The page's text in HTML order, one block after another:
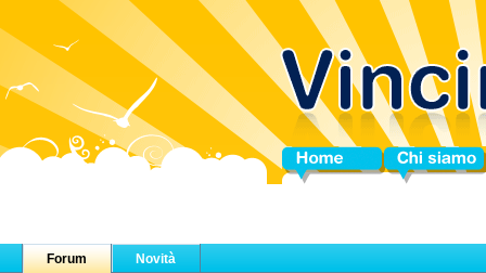
Home Chi siamo
Forum Novità